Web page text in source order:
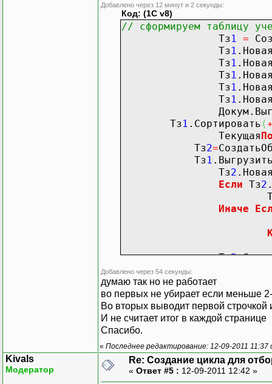
И
ЕслиУстройство
И
Еслигл
Иначе
ИсхТабл.
Иначе
Добавлено через 12 минут и 2 секунды:
Код: (1C v8)
// сформируем таблицу
Тз1 =
Тз1
Тз1
Тз1
Тз1
Тз1
Тз1 .Сортировать (
Текущая
Тз2=
Тз1
Тз2
Если Тз2
Иначе
Тз2
Тз
Если
КонецЕсли;
~М2:
Добавлено через 54 секунды:
думаю так но не работает
во первых не убирает если меньше
Во вторых выводит первой строчкой
И не считает итог в каждой странице
Спасибо.
« Последнее редактирование: 12-09-2011 11:37
Kivals
Модератор
Re: Создание цикла для
« Ответ #5 : 12-09-2011 12:42 »